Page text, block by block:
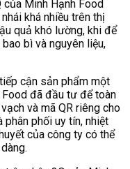
Minh Hạnh Food
khá nhiều trên thị
quả khó lường, khi để
bì và nguyên liệu,
cận sản phẩm một
Food đã đầu tư để toàn
và mã QR riêng cho
phối uy tín, nhiệt
của công ty có thể